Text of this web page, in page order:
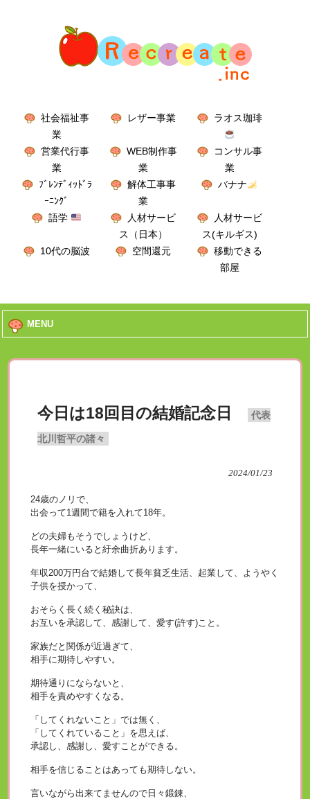
社会福祉事
業
レザー事業 ラオス珈琲
営業代行事
業
WEB制作事
業
コンサル事
業
ﾌﾞﾚﾝﾃﾞｨｯﾄﾞﾗ
ｰﾆﾝｸﾞ
解体工事事
業
バナナ
語学
人材サービ
ス（日本）
人材サービ
ス(キルギス)
10代の脳波
空間還元
移動できる
部屋
MENU
今日は18回目の結婚記念日 代表
北川哲平の諸々
2024/01/23
24歳のノリで、
出会って1週間で籍を入れて18年。
どの夫婦もそうでしょうけど、
長年一緒にいると紆余曲折あります。
年収200万円台で結婚して長年貧乏生活、起業して、ようやく
子供を授かって、
おそらく長く続く秘訣は、
お互いを承認して、感謝して、愛す(許す)こと。
家族だと関係が近過ぎて、
相手に期待しやすい。
期待通りにならないと、
相手を責めやすくなる。
「してくれないこと」では無く、
「してくれていること」を思えば、
承認し、感謝し、愛すことができる。
相手を信じることはあっても期待しない。
言いながら出来てませんので日々鍛錬、